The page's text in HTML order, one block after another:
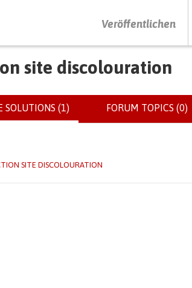
Veröffentlichen
SIE AUF ENTER UM DIE SUCHE ZU STARTEN
site discolouration
SOLUTIONS (1)
TAB)
FORUM TOPICS (0)
SITE DISCOLOURATION